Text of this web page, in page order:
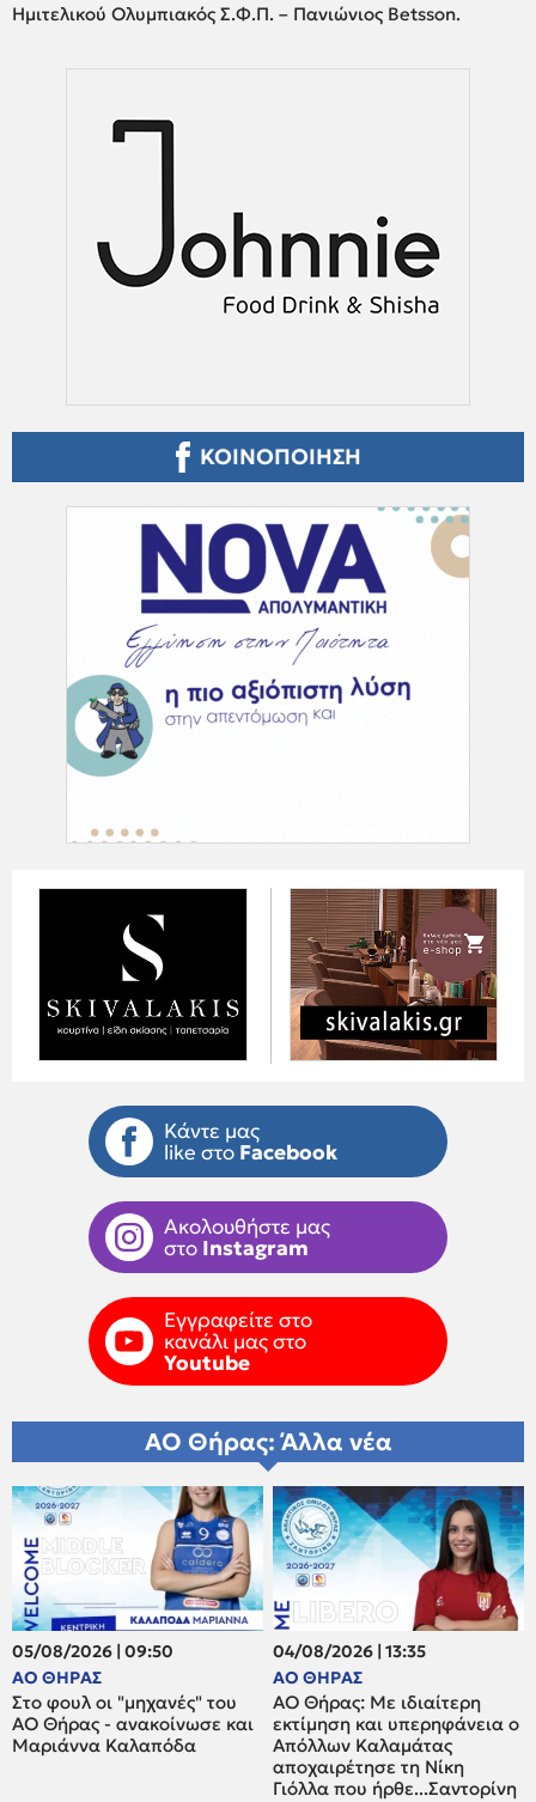
Ημιτελικού Ολυμπιακός Σ.Φ.Π. – Πανιώνιος Betsson.
ΚΟΙΝΟΠΟΙΗΣΗ
Κάντε μας
like στο Facebook
Ακολουθήστε μας
στο Instagram
Εγγραφείτε στο
κανάλι μας στο
Youtube
ΑΟ Θήρας: Άλλα νέα
05/08/2026 | 09:50
ΑΟ ΘΗΡΑΣ
Στο φουλ οι "μηχανές" του
ΑΟ Θήρας - ανακοίνωσε και
Μαριάννα Καλαπόδα
04/08/2026 | 13:35
ΑΟ ΘΗΡΑΣ
ΑΟ Θήρας: Με ιδιαίτερη
εκτίμηση και υπερηφάνεια ο
Απόλλων Καλαμάτας
αποχαιρέτησε τη Νίκη
Γιόλλα που ήρθε...Σαντορίνη